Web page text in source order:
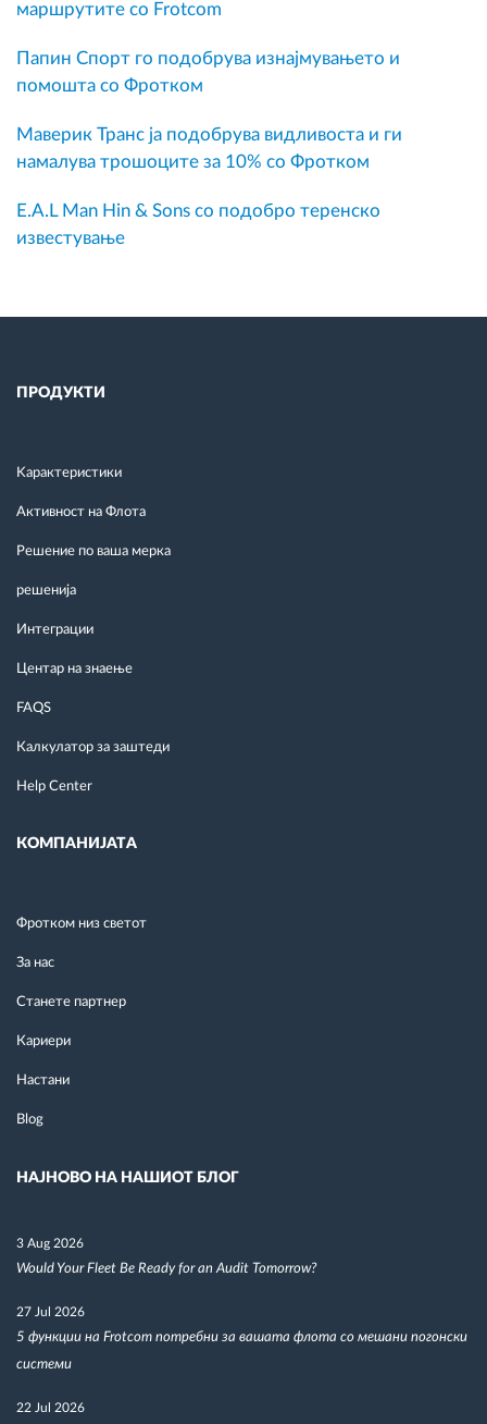
маршрутите со Frotcom
Папин Спорт го подобрува изнајмувањето и
помошта со Фротком
Маверик Транс ја подобрува видливоста и ги
намалува трошоците за 10% со Фротком
E.A.L Man Hin & Sons со подобро теренско
известување
ПРОДУКТИ
Kарактеристики
Активност на Флота
Решение по ваша мерка
решенија
Интеграции
Центар на знаење
FAQS
Калкулатор за заштеди
Help Center
КОМПАНИЈАТА
Фротком низ светот
За нас
Станете партнер
Кариери
Настани
Blog
НАЈНОВО НА НАШИОТ БЛОГ
3 Aug 2026
Would Your Fleet Be Ready for an Audit Tomorrow?
27 Jul 2026
5 функции на Frotcom потребни за вашата флота со мешани погонски
системи
22 Jul 2026